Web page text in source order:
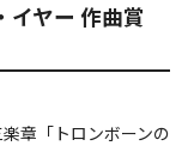
イヤー 作曲賞
章「トロンボーンの